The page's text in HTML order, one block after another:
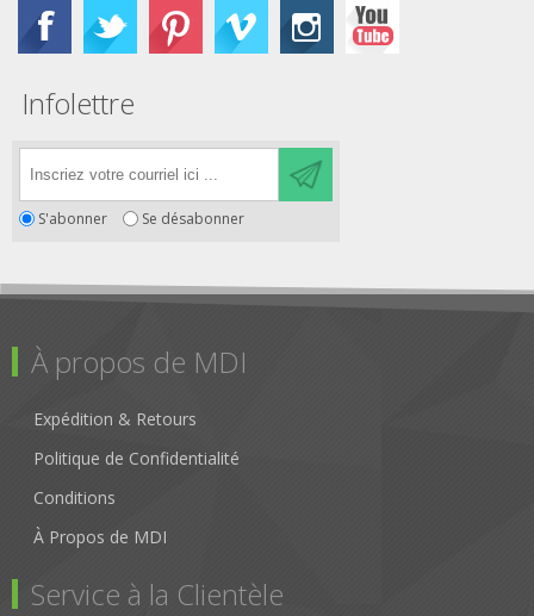
Infolettre
S'abonner Se désabonner
À propos de MDI
Expédition & Retours
Politique de Confidentialité
Conditions
À Propos de MDI
Service à la Clientèle